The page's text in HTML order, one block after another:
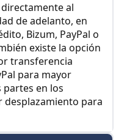
al
de adelanto, en
Bizum, PayPal o
existe la opción
transferencia
para mayor
en los
desplazamiento para